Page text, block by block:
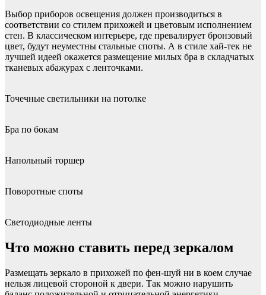
Выбор приборов освещения должен производиться в
соответствии со стилем прихожей и цветовым исполнением
стен. В классическом интерьере, где превалирует бронзовый
цвет, будут неуместны стальные споты. А в стиле хай-тек не
лучшей идеей окажется размещение милых бра в складчатых
тканевых абажурах с ленточками.
Точечные светильники на потолке
Бра по бокам
Напольный торшер
Поворотные споты
Светодиодные ленты
Что можно ставить перед зеркалом
Размещать зеркало в прихожей по фен-шуй ни в коем случае
нельзя лицевой стороной к двери. Так можно нарушить